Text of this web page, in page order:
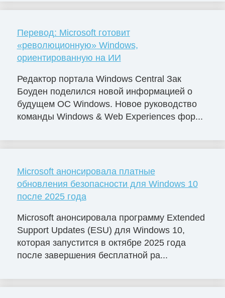
Перевод: Microsoft готовит
«революционную» Windows,
ориентированную на ИИ
Редактор портала Windows Central Зак
Боуден поделился новой информацией о
будущем ОС Windows. Новое руководство
команды Windows & Web Experiences фор...
Microsoft анонсировала платные
обновления безопасности для Windows 10
после 2025 года
Microsoft анонсировала программу Extended
Support Updates (ESU) для Windows 10,
которая запустится в октябре 2025 года
после завершения бесплатной ра...